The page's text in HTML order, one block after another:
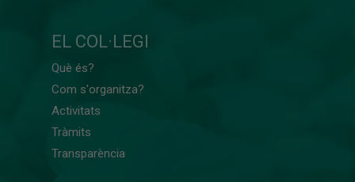
EL COL·LEGI
Què és?
Com s'organitza?
Activitats
Tràmits
Transparència